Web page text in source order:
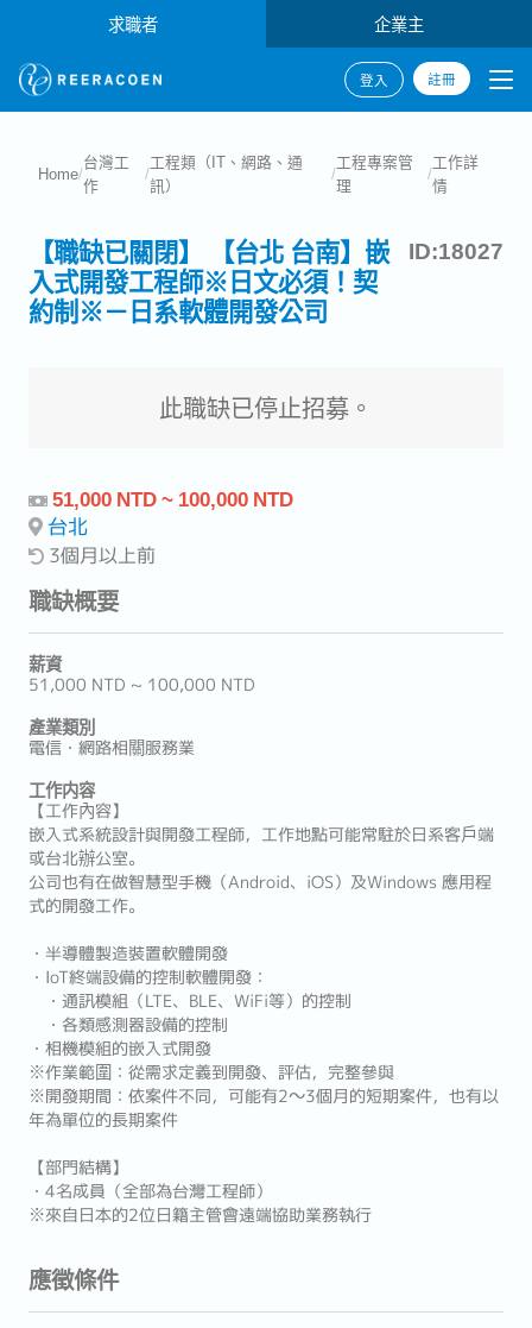
求職者 企業主
登入 註冊
Home/
台灣工
作
/
工程類（IT、網路、通
訊）
/
工程專案管
理
/
工作詳
情
【職缺已關閉】 【台北 台南】嵌
入式開發工程師※日文必須！契
約制※－日系軟體開發公司
ID:18027
此職缺已停止招募。
51,000 NTD ~ 100,000 NTD
台北
3個月以上前
職缺概要
薪資
51,000 NTD ~ 100,000 NTD
產業類別
電信・網路相關服務業
工作内容
【工作內容】
嵌入式系統設計與開發工程師，工作地點可能常駐於日系客戶端
或台北辦公室。
公司也有在做智慧型手機（Android、iOS）及Windows 應用程
式的開發工作。
・半導體製造裝置軟體開發
・IoT終端設備的控制軟體開發：
・通訊模組（LTE、BLE、WiFi等）的控制
・各類感測器設備的控制
・相機模組的嵌入式開發
※作業範圍：從需求定義到開發、評估，完整參與
※開發期間：依案件不同，可能有2～3個月的短期案件，也有以
年為單位的長期案件
【部門結構】
・4名成員（全部為台灣工程師）
※來自日本的2位日籍主管會遠端協助業務執行
應徵條件